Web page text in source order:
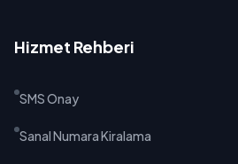
Hizmet Rehberi
SMS Onay
Sanal Numara Kiralama